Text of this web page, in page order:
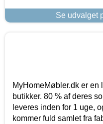
Se udvalget
MyHomeMøbler.dk er
butikker. 80 % af deres
leveres inden for 1 uge,
kommer fuld samlet fra